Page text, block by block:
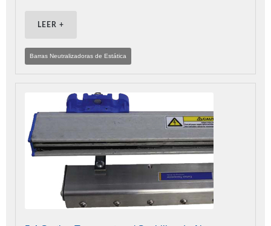
LEER +
Barras Neutralizadoras de Estática